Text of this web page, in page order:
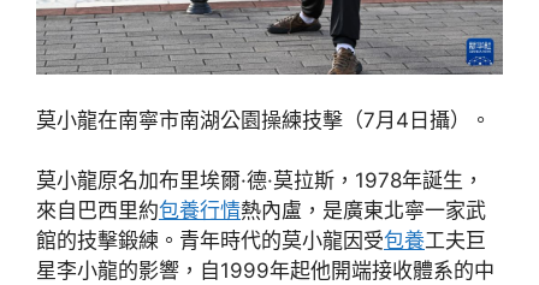
莫小龍在南寧市南湖公園操練技擊（7月4日攝）。
莫小龍原名加布里埃爾·德·莫拉斯，1978年誕生，
來自巴西里約包養行情熱內盧，是廣東北寧一家武
館的技擊鍛練。青年時代的莫小龍因受包養工夫巨
星李小龍的影響，自1999年起他開端接收體系的中